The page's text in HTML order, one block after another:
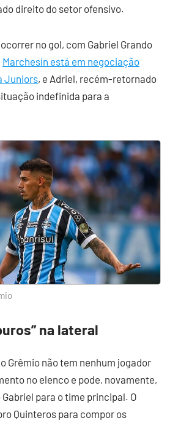
direito do setor ofensivo.
no gol, com Gabriel Grando
Marchesín está em negociação
Juniors, e Adriel, recém-retornado
indefinida para a
na lateral
Grêmio não tem nenhum jogador
no elenco e pode, novamente,
para o time principal. O
Quinteros para compor os